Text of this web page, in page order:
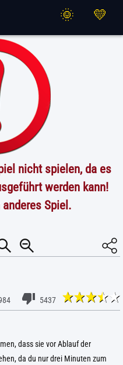
nicht spielen, da es
werden kann!
Spiel.
5437
dass sie vor Ablauf der
da du nur drei Minuten zum